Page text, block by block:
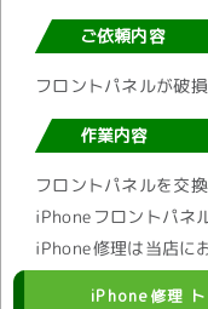
ご依頼内容
フロントパネルが破
作業内容
フロントパネルを交換
iPhoneフロントパネ
iPhone修理は当店に
iPhone修理